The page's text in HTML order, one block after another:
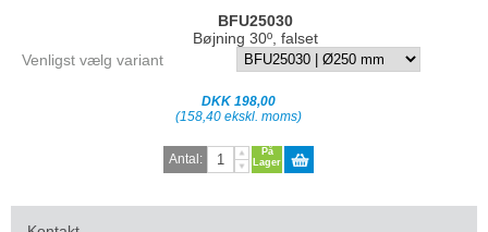
BFU25030
Bøjning 30º, falset
Venligst vælg variant
DKK 198,00
(158,40 ekskl. moms)
Antal:
På
Lager